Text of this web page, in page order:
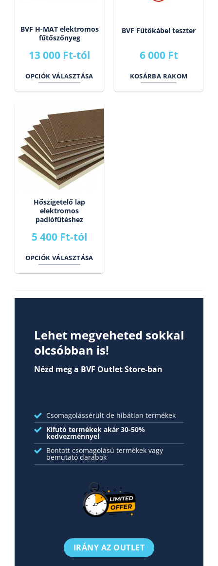
BVF H-MAT elektromos
fűtőszőnyeg
13 000 Ft-tól
OPCIÓK VÁLASZTÁSA
Ennek
terméknek
több
variációja
van.
A
változatok
a
termékoldalon
választhatók
ki
BVF Fűtőkábel teszter
6 000 Ft
KOSÁRBA RAKOM
Hőszigetelő lap
elektromos
padlófűtéshez
5 400 Ft-tól
OPCIÓK VÁLASZTÁSA
Ennek
van.
A
változatok
a
Lehet megveheted sokkal
olcsóbban is!
Nézd meg a BVF Outlet Store-ban
Csomagolássérült de hibátlan termékek
Kifutó termékek akár 30-50%
kedvezménnyel
Bontott csomagolású termékek vagy
bemutató darabok
IRÁNY AZ OUTLET